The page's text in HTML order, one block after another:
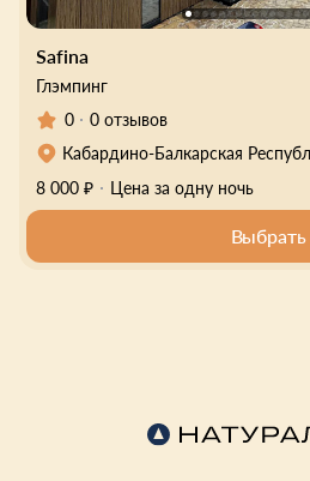
Safina
Глэмпинг
0
0 отзывов
Кабардино-Балкарская
8 000 ₽
Цена за одну ночь
Выбрать